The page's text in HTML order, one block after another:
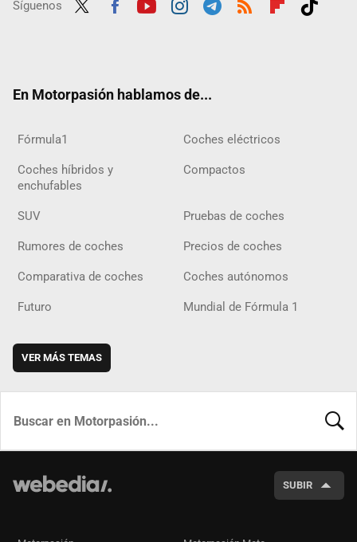
Síguenos
En Motorpasión hablamos de...
Fórmula1 Coches eléctricos
Coches híbridos y
enchufables
Compactos
SUV Pruebas de coches
Rumores de coches Precios de coches
Comparativa de coches Coches autónomos
Futuro Mundial de Fórmula 1
VER MÁS TEMAS
SUBIR